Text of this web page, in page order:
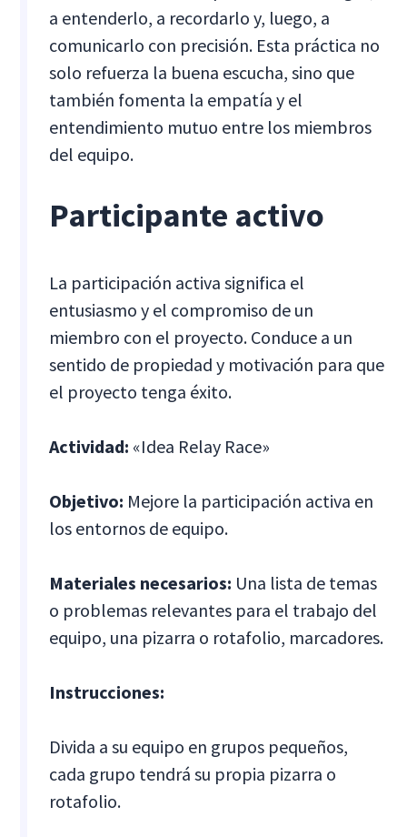
a entenderlo, a recordarlo y, luego, a
comunicarlo con precisión. Esta práctica no
solo refuerza la buena escucha, sino que
también fomenta la empatía y el
entendimiento mutuo entre los miembros
del equipo.
Participante activo
La participación activa significa el
entusiasmo y el compromiso de un
miembro con el proyecto. Conduce a un
sentido de propiedad y motivación para que
el proyecto tenga éxito.
Actividad: «Idea Relay Race»
Objetivo: Mejore la participación activa en
los entornos de equipo.
Materiales necesarios: Una lista de temas
o problemas relevantes para el trabajo del
equipo, una pizarra o rotafolio, marcadores.
Instrucciones:
Divida a su equipo en grupos pequeños,
cada grupo tendrá su propia pizarra o
rotafolio.